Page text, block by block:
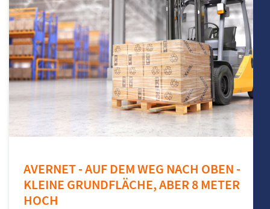
AVERNET - AUF DEM WEG NACH OBEN -
KLEINE GRUNDFLÄCHE, ABER 8 METER
HOCH